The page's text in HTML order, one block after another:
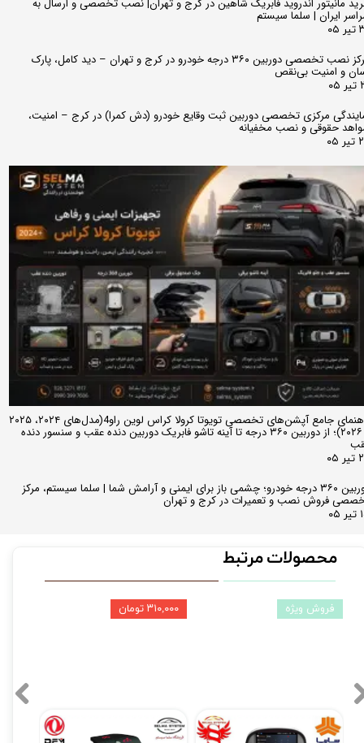
مانیتور اندروید فابریک شاهین در کرج و تهران| نصب تخصصی و ارسال به
ایران | سلما سیستم
مرکز نصب تخصصی دوربین ۳۶۰ درجه خودرو در کرج و تهران – دید کامل، پارک
و امنیت بی‌نقص
مرکزی تخصصی دوربین ثبت وقایع خودرو (دش کمرا) در کرج – امنیت،
حقوقی و نصب مخفیانه
راهنمای جامع آپشن‌های تخصصی تویوتا کرولا کراس لوین راو4(مدل‌های ۲۰۲۴، ۲۰۲۵
و ۲۰۲۶)؛ از دوربین ۳۶۰ درجه تا آینه تاشو فابریک دوربین دنده عقب و سنسور دنده
دوربین ۳۶۰ درجه خودرو؛ چشمی باز برای ایمنی و آرامش شما | سلما سیستم، مرکز
فروش نصب و تعمیرات در کرج و تهران
محصولات مرتبط
کروز کنترل و لیمیتر فابریک H30 کراس
۳۱۰,۰۰۰ تومان
مانیتور فابریک ساینا و کوییک 7 اینچ اندروید مدل W100
فروش ویژه